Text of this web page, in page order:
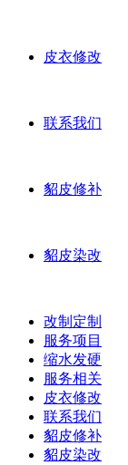
皮衣修改
联系我们
貂皮修补
貂皮染改
改制定制
服务项目
缩水发硬
服务相关
皮衣修改
联系我们
貂皮修补
貂皮染改